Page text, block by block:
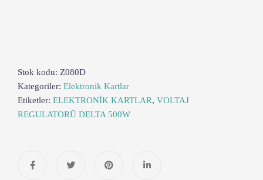
Stok kodu: Z080D
Kategoriler: Elektronik Kartlar
Etiketler: ELEKTRONİK KARTLAR, VOLTAJ
REGULATORÜ DELTA 500W